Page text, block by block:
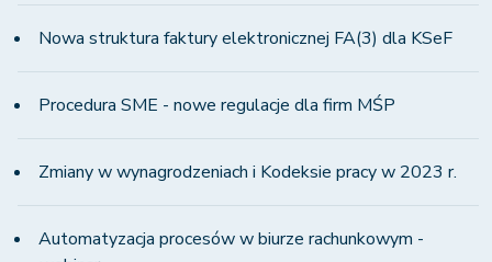
Nowa struktura faktury elektronicznej FA(3) dla KSeF
Procedura SME - nowe regulacje dla firm MŚP
Zmiany w wynagrodzeniach i Kodeksie pracy w 2023 r.
Automatyzacja procesów w biurze rachunkowym -